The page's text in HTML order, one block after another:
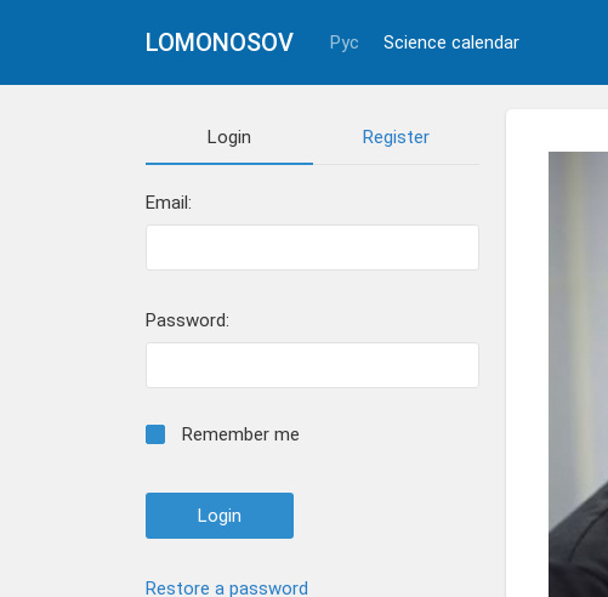
LOMONOSOV Рус Science calendar
Login Register
Email:
Password:
Remember me
Restore a password